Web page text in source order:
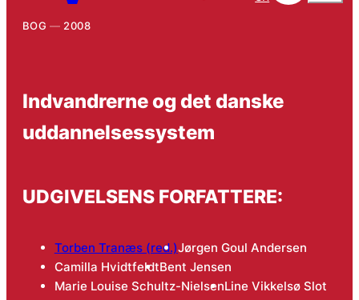
BOG 2008
Indvandrerne og det danske
uddannelsessystem
UDGIVELSENS FORFATTERE:
Torben Tranæs (red.)Jørgen Goul Andersen
Camilla HvidtfeldtBent Jensen
Marie Louise Schultz-NielsenLine Vikkelsø Slot